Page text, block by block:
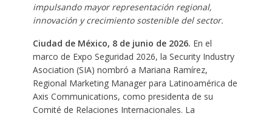
impulsando mayor representación regional,
innovación y crecimiento sostenible del sector.
Ciudad de México, 8 de junio de 2026. En el
marco de Expo Seguridad 2026, la Security Industry
Asociation (SIA) nombró a Mariana Ramírez,
Regional Marketing Manager para Latinoamérica de
Axis Communications, como presidenta de su
Comité de Relaciones Internacionales. La